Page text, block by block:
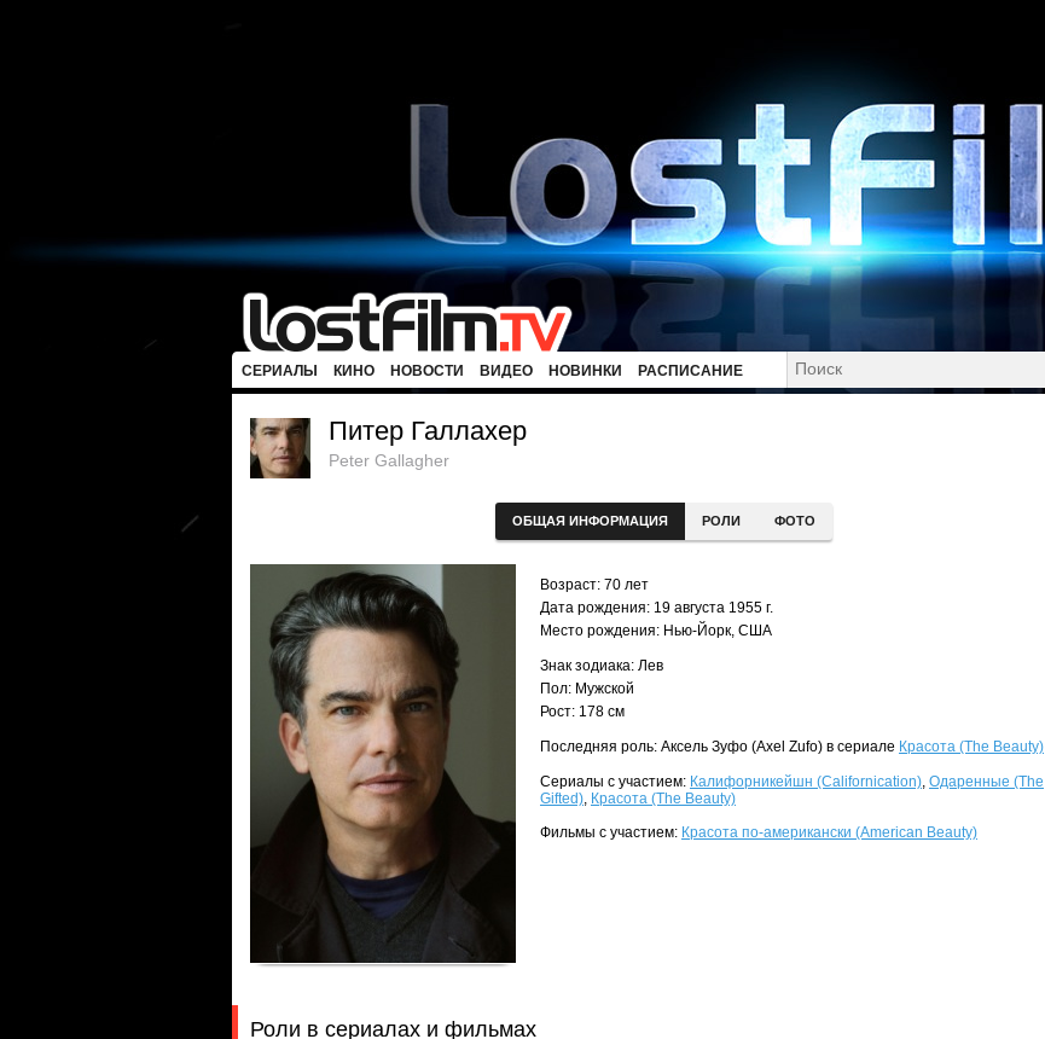
СЕРИАЛЫ КИНО НОВОСТИ ВИДЕО НОВИНКИ РАСПИСАНИЕ
Питер Галлахер
Peter Gallagher
ОБЩАЯ ИНФОРМАЦИЯ РОЛИ ФОТО
Возраст: 70 лет
Дата рождения: 19 августа 1955 г.
Место рождения: Нью-Йорк, США
Знак зодиака: Лев
Пол: Мужской
Рост: 178 см
Последняя роль: Аксель Зуфо (Axel Zufo) в сериале Красота (The Beauty)
Сериалы с участием: Калифорникейшн (Californication), Одаренные (The
Gifted), Красота (The Beauty)
Фильмы с участием: Красота по-американски (American Beauty)
Роли в сериалах и фильмах